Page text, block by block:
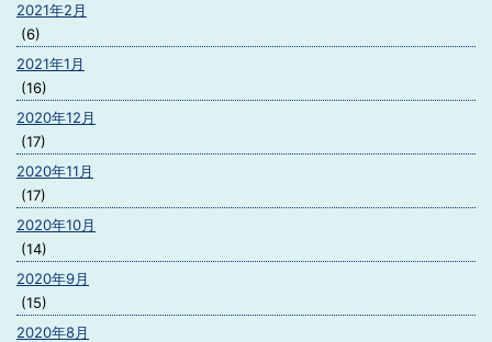
2021年2月
(6)
2021年1月
(16)
2020年12月
(17)
2020年11月
(17)
2020年10月
(14)
2020年9月
(15)
2020年8月